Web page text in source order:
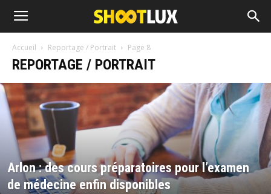
Accueil Reportage / Portrait Page 8
REPORTAGE / PORTRAIT
Arlon : des cours préparatoires pour l’examen
de médecine enfin disponibles